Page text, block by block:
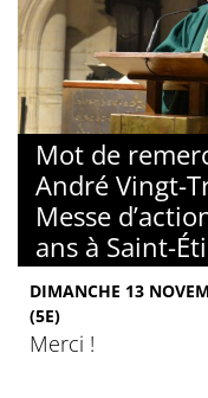
Mot de
André Vingt-
Messe
ans à Saint-
DIMANCHE 13
(5E)
Merci !